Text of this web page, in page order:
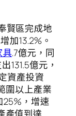
賢區完成地
加13.2%。
具.7億元，同
131.5億元，
資產投資
圍以上產業
25%，增速